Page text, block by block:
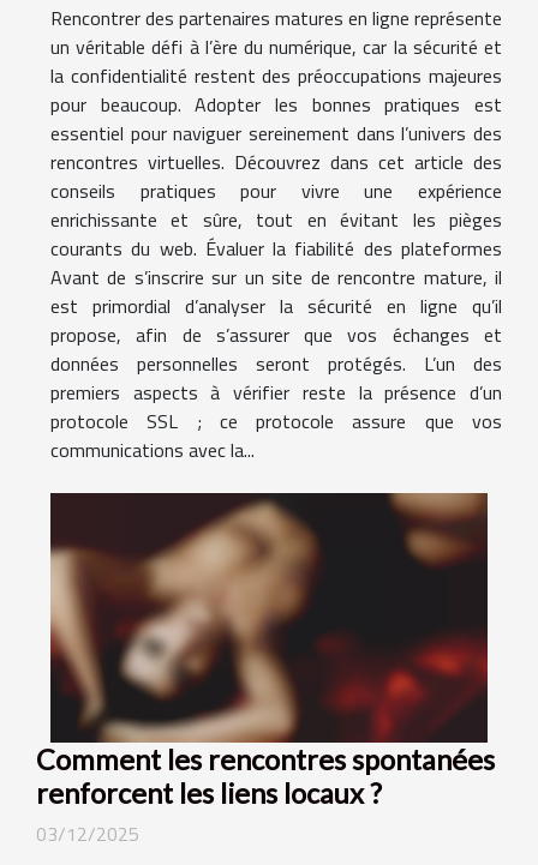
Rencontrer des partenaires matures en ligne représente
un véritable défi à l’ère du numérique, car la sécurité et
la confidentialité restent des préoccupations majeures
pour beaucoup. Adopter les bonnes pratiques est
essentiel pour naviguer sereinement dans l’univers des
rencontres virtuelles. Découvrez dans cet article des
conseils pratiques pour vivre une expérience
enrichissante et sûre, tout en évitant les pièges
courants du web. Évaluer la fiabilité des plateformes
Avant de s’inscrire sur un site de rencontre mature, il
est primordial d’analyser la sécurité en ligne qu’il
propose, afin de s’assurer que vos échanges et
données personnelles seront protégés. L’un des
premiers aspects à vérifier reste la présence d’un
protocole SSL ; ce protocole assure que vos
communications avec la...
Comment les rencontres spontanées
renforcent les liens locaux ?
03/12/2025